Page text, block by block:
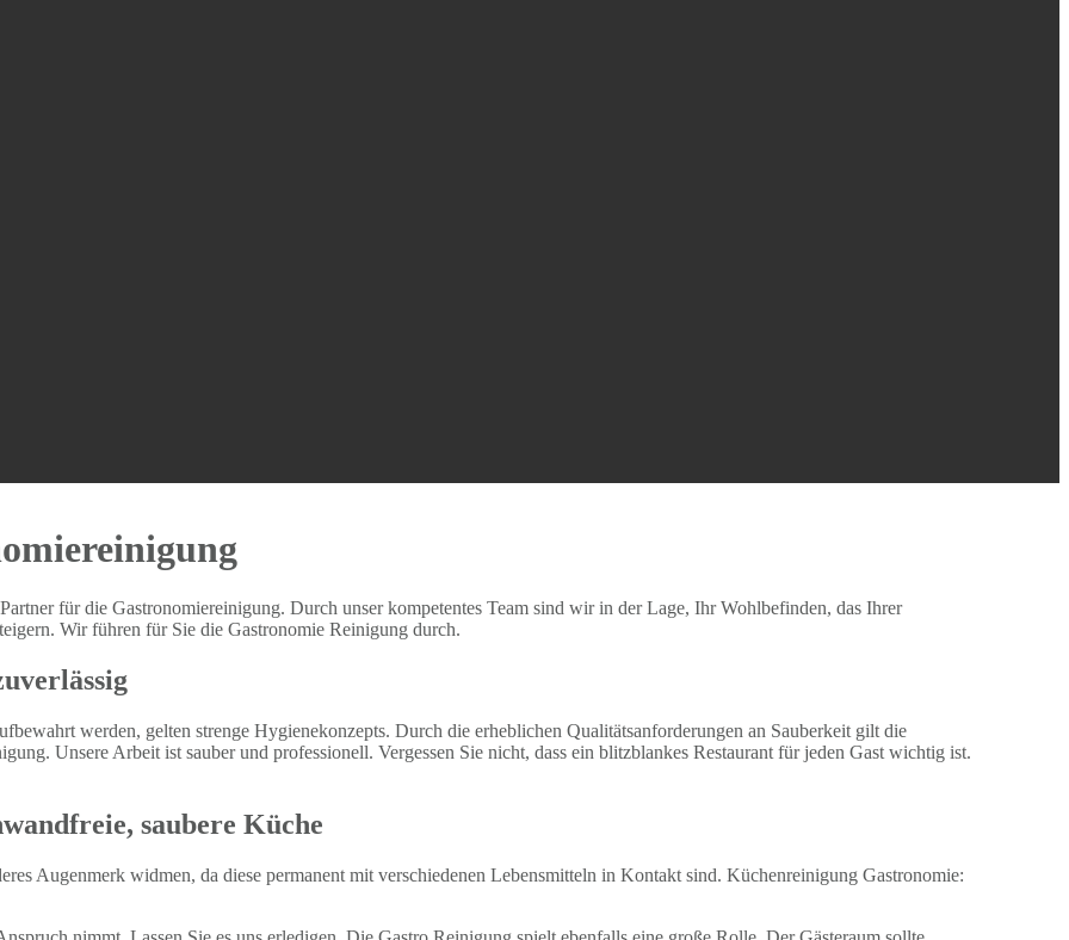
für die Gastronomiereinigung. Durch unser kompetentes Team sind wir in der Lage, Ihr Wohlbefinden, das Ihrer
Wir führen für Sie die Gastronomie Reinigung durch.
werden, gelten strenge Hygienekonzepts. Durch die erheblichen Qualitätsanforderungen an Sauberkeit gilt die
Unsere Arbeit ist sauber und professionell. Vergessen Sie nicht, dass ein blitzblankes Restaurant für jeden Gast wichtig ist.
saubere Küche
Augenmerk widmen, da diese permanent mit verschiedenen Lebensmitteln in Kontakt sind. Küchenreinigung Gastronomie: